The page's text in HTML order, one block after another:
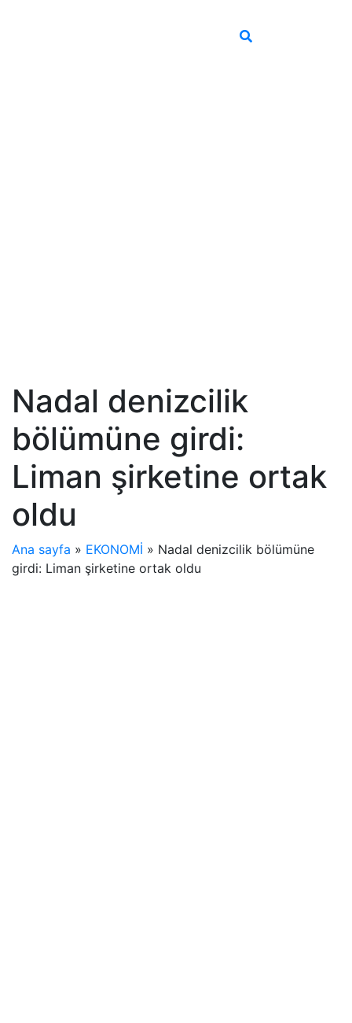
Nadal denizcilik
bölümüne girdi:
Liman şirketine ortak
oldu
Ana sayfa » EKONOMİ » Nadal denizcilik bölümüne
girdi: Liman şirketine ortak oldu